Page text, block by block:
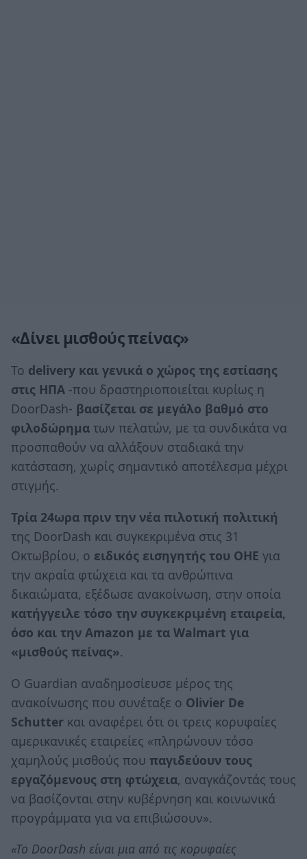
«Δίνει μισθούς πείνας»
Το delivery και γενικά ο χώρος της εστίασης
στις ΗΠΑ -που δραστηριοποιείται κυρίως η
DoorDash- βασίζεται σε μεγάλο βαθμό στο
φιλοδώρημα των πελατών, με τα συνδικάτα να
προσπαθούν να αλλάξουν σταδιακά την
κατάσταση, χωρίς σημαντικό αποτέλεσμα μέχρι
στιγμής.
Τρία 24ωρα πριν την νέα πιλοτική πολιτική
της DoorDash και συγκεκριμένα στις 31
Οκτωβρίου, ο ειδικός εισηγητής του ΟΗΕ για
την ακραία φτώχεια και τα ανθρώπινα
δικαιώματα, εξέδωσε ανακοίνωση, στην οποία
κατήγγειλε τόσο την συγκεκριμένη εταιρεία,
όσο και την Amazon με τα Walmart για
«μισθούς πείνας».
Ο Guardian αναδημοσίευσε μέρος της
ανακοίνωσης που συνέταξε ο Olivier De
Schutter και αναφέρει ότι οι τρεις κορυφαίες
αμερικανικές εταιρείες «πληρώνουν τόσο
χαμηλούς μισθούς που παγιδεύουν τους
εργαζόμενους στη φτώχεια, αναγκάζοντάς τους
να βασίζονται στην κυβέρνηση και κοινωνικά
προγράμματα για να επιβιώσουν».
«Το DoorDash είναι μια από τις κορυφαίες